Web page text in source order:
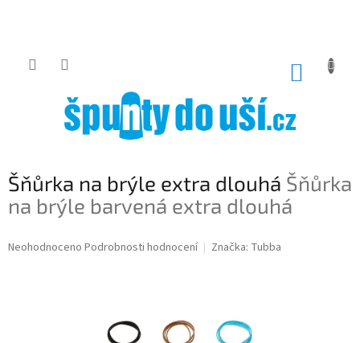
Šňůrka na brýle extra dlouhá Šňůrka
na brýle barvená extra dlouhá
Průměrné
Neohodnoceno Podrobnosti hodnocení Značka: Tubba